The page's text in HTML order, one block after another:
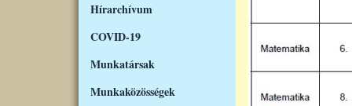
Hírarchívum
COVID-19
Munkatársak
Munkaközösségek